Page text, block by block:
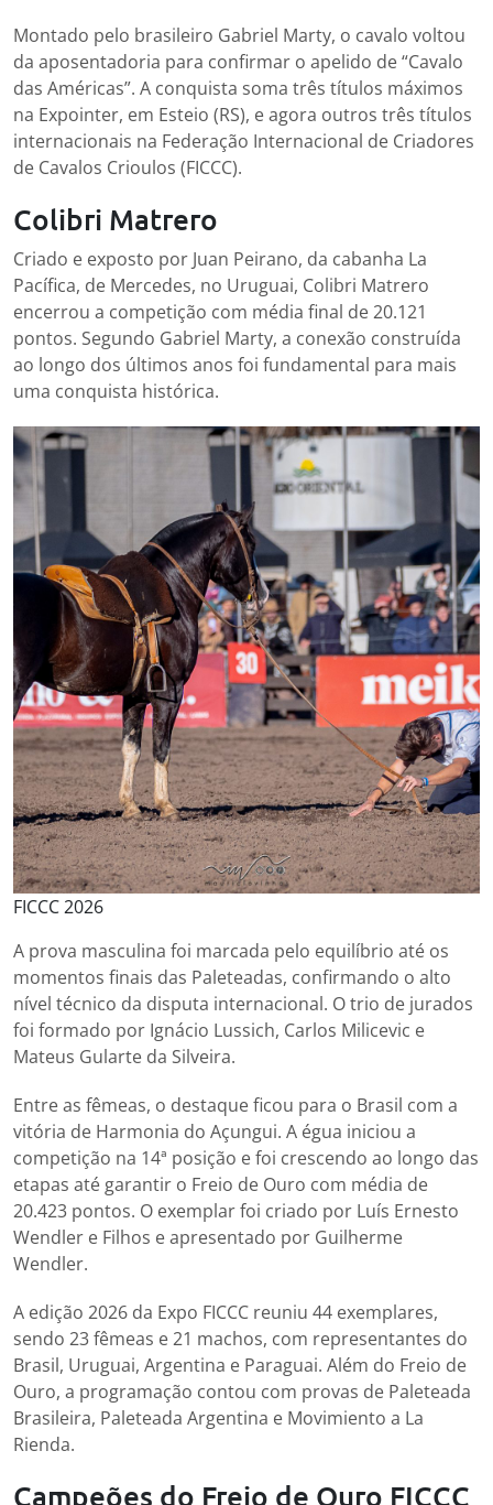
Montado pelo brasileiro Gabriel Marty, o cavalo voltou
da aposentadoria para confirmar o apelido de “Cavalo
das Américas”. A conquista soma três títulos máximos
na Expointer, em Esteio (RS), e agora outros três títulos
internacionais na Federação Internacional de Criadores
de Cavalos Crioulos (FICCC).
Colibri Matrero
Criado e exposto por Juan Peirano, da cabanha La
Pacífica, de Mercedes, no Uruguai, Colibri Matrero
encerrou a competição com média final de 20.121
pontos. Segundo Gabriel Marty, a conexão construída
ao longo dos últimos anos foi fundamental para mais
uma conquista histórica.
FICCC 2026
A prova masculina foi marcada pelo equilíbrio até os
momentos finais das Paleteadas, confirmando o alto
nível técnico da disputa internacional. O trio de jurados
foi formado por Ignácio Lussich, Carlos Milicevic e
Mateus Gularte da Silveira.
Entre as fêmeas, o destaque ficou para o Brasil com a
vitória de Harmonia do Açungui. A égua iniciou a
competição na 14ª posição e foi crescendo ao longo das
etapas até garantir o Freio de Ouro com média de
20.423 pontos. O exemplar foi criado por Luís Ernesto
Wendler e Filhos e apresentado por Guilherme
Wendler.
A edição 2026 da Expo FICCC reuniu 44 exemplares,
sendo 23 fêmeas e 21 machos, com representantes do
Brasil, Uruguai, Argentina e Paraguai. Além do Freio de
Ouro, a programação contou com provas de Paleteada
Brasileira, Paleteada Argentina e Movimiento a La
Rienda.
Campeões do Freio de Ouro FICCC